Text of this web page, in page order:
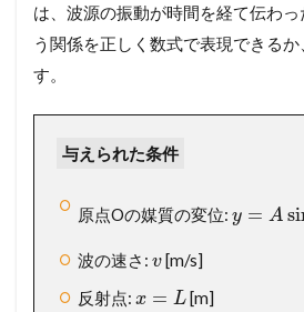
の
確
は
文
し
っ
か
は、波源の振動が時間を経て伝わ
う関係を正しく数式で表現できる
す。
与えられた条件
原点Oの媒質の変位: y = A
波の速さ: v[m/s]
反射点: x = L[m]